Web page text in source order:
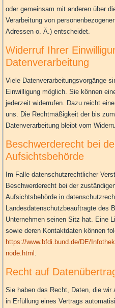
oder gemeinsam mit anderen über
Verarbeitung von
Adressen o. Ä.) entscheidet.
Widerruf Ihrer
Datenverarbeitung
Viele Datenverarbeitungsvorgänge
Einwilligung möglich. Sie können
jederzeit widerrufen. Dazu reicht
uns. Die Rechtmäßigkeit der bis
Datenverarbeitung bleibt vom
Beschwerderecht bei
Aufsichtsbehörde
Im Falle datenschutzrechtlicher
Beschwerderecht bei der
Aufsichtsbehörde in
Landesdatenschutzbeauftragte des
Unternehmen seinen Sitz hat. Eine
sowie deren Kontaktdaten können
https://www.bfdi.bund.de/DE/
node.html .
Recht auf
Sie haben das Recht, Daten, die wir
in Erfüllung eines Vertrags